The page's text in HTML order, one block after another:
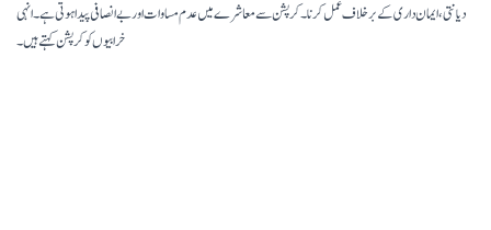
دیانتی، ایمان داری کے برخلاف عمل کرنا۔کرپشن سے معاشرے میں عدم مساوات اور بے انصافی پیدا ہوتی ہے۔ انہی
خرابیوں کو کرپشن کہتے ہیں۔